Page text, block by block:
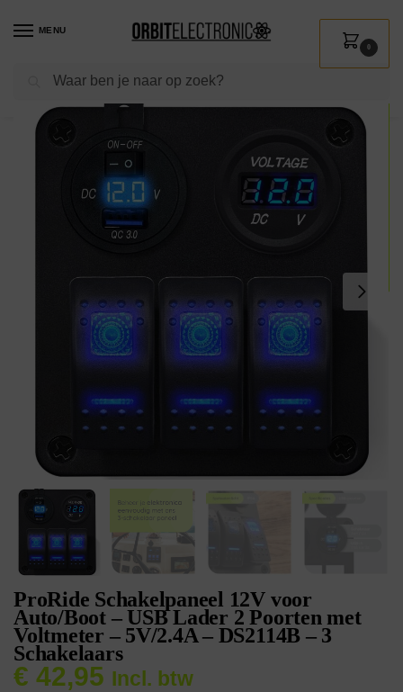
MENU
Zoeken
0
Shop / Kamperen & Outdoor / Bootuitrusting
ProRide Schakelpaneel 12V voor
Auto/Boot – USB Lader 2 Poorten met
Voltmeter – 5V/2.4A – DS2114B – 3
Schakelaars
€ 42,95 Incl. btw